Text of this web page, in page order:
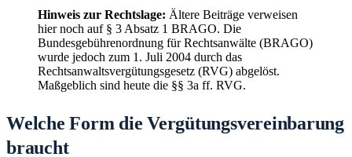
Hinweis zur Rechtslage: Ältere Beiträge verweisen
hier noch auf § 3 Absatz 1 BRAGO. Die
Bundesgebührenordnung für Rechtsanwälte (BRAGO)
wurde jedoch zum 1. Juli 2004 durch das
Rechtsanwaltsvergütungsgesetz (RVG) abgelöst.
Maßgeblich sind heute die §§ 3a ff. RVG.
Welche Form die Vergütungsvereinbarung
braucht